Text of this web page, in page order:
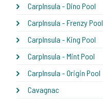
CarpInsula - Dino Pool
CarpInsula - Frenzy Pool
CarpInsula - King Pool
CarpInsula - Mint Pool
CarpInsula - Origin Pool
Cavagnac